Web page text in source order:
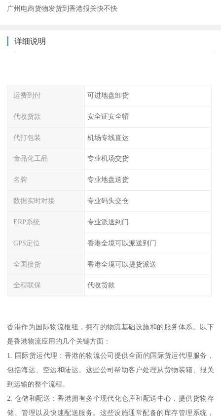
广州电商货物发货到香港报关快不快
详细说明
运费到付 可进地盘卸货
代收货款 安全证安全帽
代打包装 机场专线直达
食品化工品 专业机场交货
名牌 专业地盘送货
数据实时对接 专业码头交仓
ERP系统 专业派送到门
GPS定位 香港全境可以派送到门
全国接货 香港全境可以提货派送
全程联保 代收货款
香港作为国际物流枢纽，拥有的物流基础设施和的服务体系。以下
是香港物流应用的几个关键方面：
1. 国际货运代理：香港的物流公司提供全面的国际货运代理服务，
包括海运、空运和陆运。这些公司帮助客户处理从货物装箱、报关
到运输的整个流程。
2. 仓储和配送：香港拥有多个现代化仓库和配送中心，提供货物存
储、管理以及快速配送服务。这些设施通常配备的库存管理系统，